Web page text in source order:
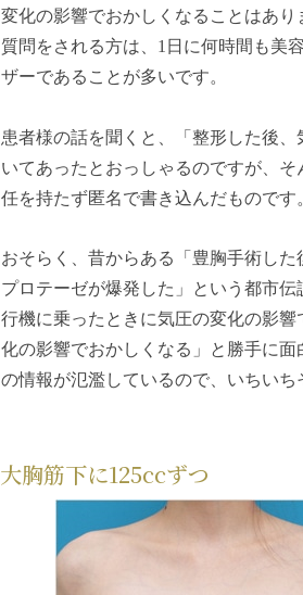
変化の影響でおかしくなることはあ
質問をされる方は、1日に何時間も美
ザーであることが多いです。
患者様の話を聞くと、「整形した後
いてあったとおっしゃるのですが、
任を持たず匿名で書き込んだものです
おそらく、昔からある「豊胸手術し
プロテーゼが爆発した」という都市
行機に乗ったときに気圧の変化の影
化の影響でおかしくなる」と勝手に
の情報が氾濫しているので、いちいち
大胸筋下に125ccずつ